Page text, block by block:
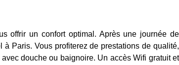
offrir un confort optimal. Après une journée de
Paris. Vous profiterez de prestations de qualité,
douche ou baignoire. Un accès Wifi gratuit et